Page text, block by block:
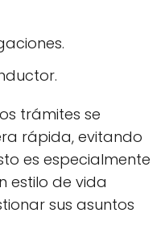
trámites se
rápida, evitando
es especialmente
estilo de vida
sus asuntos